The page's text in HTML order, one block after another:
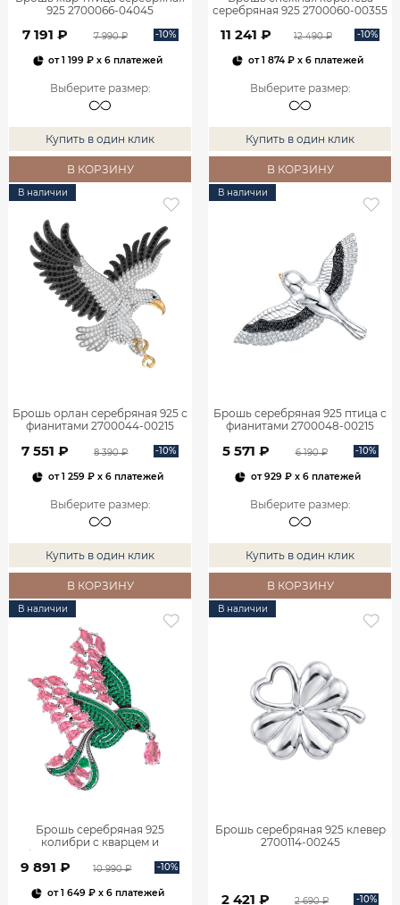
925 2700066-04045
7 191 ₽ 7 990 ₽ -10%
от1 199 ₽ x 6 платежей
Выберите размер:
Купить в один клик
В КОРЗИНУ
серебряная 925 2700060-00355
11 241 ₽ 12 490 ₽ -10%
от1 874 ₽x 6 платежей
Выберите размер:
Купить в один клик
В КОРЗИНУ
В наличии
Брошь орлан серебряная 925 с
фианитами 2700044-00215
7 551 ₽ 8 390 ₽ -10%
от1 259 ₽x 6 платежей
Выберите размер:
Купить в один клик
В КОРЗИНУ
В наличии
Брошь серебряная 925 птица с
фианитами 2700048-00215
5 571 ₽ 6 190 ₽ -10%
от929 ₽x 6 платежей
Выберите размер:
Купить в один клик
В КОРЗИНУ
В наличии
Брошь серебряная 925
колибри с кварцем и
фианитами 2700093-04775
9 891 ₽ 10 990 ₽ -10%
от1 649 ₽x 6 платежей
В наличии
Брошь серебряная 925 клевер
2700114-00245
2 421 ₽ 2 690 ₽ -10%